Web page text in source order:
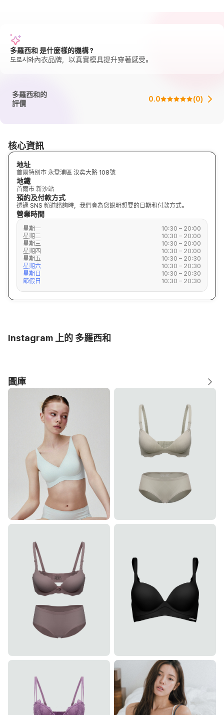
多羅西和 是什麼樣的機構？
도로시와內衣品牌，以真實模具提升穿著感受。
多羅西和的
評價
0.0 (0)
核心資訊
地址
首爾特別市 永登浦區 汝矣大路 108號
地鐵
首爾市 新沙站
預約及付款方式
透過 SNS 頻道諮詢時，我們會為您說明想要的日期和付款方式。
營業時間
星期一
10:30 – 20:00
星期二
10:30 – 20:00
星期三
10:30 – 20:00
星期四
10:30 – 20:00
星期五
10:30 – 20:30
星期六
10:30 – 20:30
星期日
10:30 – 20:30
節假日
10:30 – 20:30
Instagram 上的 多羅西和
圖庫